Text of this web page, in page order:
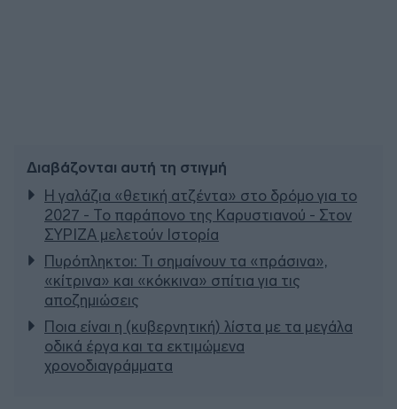
Διαβάζονται αυτή τη στιγμή
Η γαλάζια «θετική ατζέντα» στο δρόμο για το
2027 - Το παράπονο της Καρυστιανού - Στον
ΣΥΡΙΖΑ μελετούν Ιστορία
Πυρόπληκτοι: Τι σημαίνουν τα «πράσινα»,
«κίτρινα» και «κόκκινα» σπίτια για τις
αποζημιώσεις
Ποια είναι η (κυβερνητική) λίστα με τα μεγάλα
οδικά έργα και τα εκτιμώμενα
χρονοδιαγράμματα